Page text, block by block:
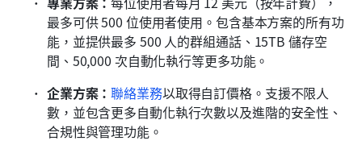
最多可供 500 位使用者使用。包含基本方案的所有功
能，並提供最多 500 人的群組通話、15TB 儲存空
間、50,000 次自動化執行等更多功能。
企業方案：聯絡業務以取得自訂價格。支援不限人
數，並包含更多自動化執行次數以及進階的安全性、
合規性與管理功能。